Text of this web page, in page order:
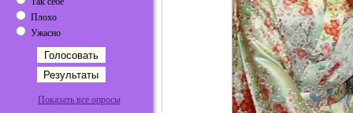
Плохо
Ужасно
Показать все опросы